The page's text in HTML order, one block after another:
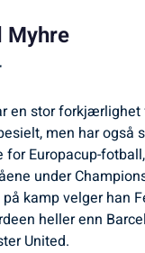
Myhre
en stor forkjærlighet
men har også
for Europacup-
under
kamp velger han
heller enn
United.